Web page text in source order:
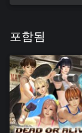
포함됨